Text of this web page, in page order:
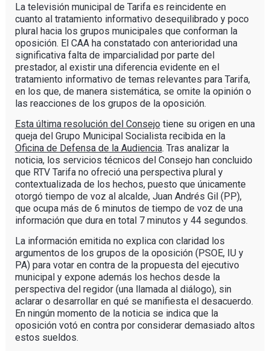
La televisión municipal de Tarifa es reincidente en
cuanto al tratamiento informativo desequilibrado y poco
plural hacia los grupos municipales que conforman la
oposición. El CAA ha constatado con anterioridad una
significativa falta de imparcialidad por parte del
prestador, al existir una diferencia evidente en el
tratamiento informativo de temas relevantes para Tarifa,
en los que, de manera sistemática, se omite la opinión o
las reacciones de los grupos de la oposición.
Esta última resolución del Consejotiene su origen en una
queja del Grupo Municipal Socialista recibida en la
Oficina de Defensa de la Audiencia. Tras analizar la
noticia, los servicios técnicos del Consejo han concluido
que RTV Tarifa no ofreció una perspectiva plural y
contextualizada de los hechos, puesto que únicamente
otorgó tiempo de voz al alcalde, Juan Andrés Gil (PP),
que ocupa más de 6 minutos de tiempo de voz de una
información que dura en total 7 minutos y 44 segundos.
La información emitida no explica con claridad los
argumentos de los grupos de la oposición (PSOE, IU y
PA) para votar en contra de la propuesta del ejecutivo
municipal y expone además los hechos desde la
perspectiva del regidor (una llamada al diálogo), sin
aclarar o desarrollar en qué se manifiesta el desacuerdo.
En ningún momento de la noticia se indica que la
oposición votó en contra por considerar demasiado altos
estos sueldos.